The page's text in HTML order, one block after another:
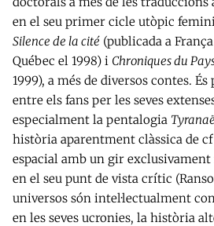
en el seu primer cicle utòpic
Silence de la cité (publicada a
Québec el 1998) i Chroniques du
1999), a més de diversos contes.
entre els fans per les seves
especialment la pentalogia
història aparentment clàssica de
espacial amb un gir
en el seu punt de vista crític
universos són intel·lectualment
en les seves ucronies, la història